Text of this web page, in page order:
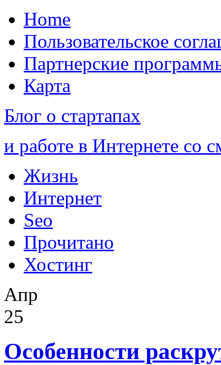
Home
Пользовательское
Партнерские
Карта
Блог о стартапах
и работе в Интернете со
Жизнь
Интернет
Seo
Прочитано
Хостинг
Апр
25
Особенности